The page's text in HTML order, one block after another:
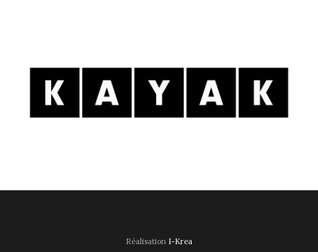
Réalisation I-Krea